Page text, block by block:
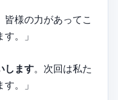
皆様の力があってこ
。」
します。次回は私た
。」